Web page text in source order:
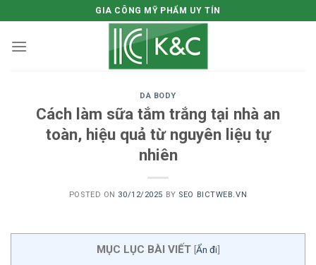
to
content
GIA CÔNG MỸ PHẨM UY TÍN
DA BODY
Cách làm sữa tắm trắng tại nhà an
toàn, hiệu quả từ nguyên liệu tự
nhiên
POSTED ON 30/12/2025 BY SEO BICTWEB.VN
MỤC LỤC BÀI VIẾT [Ẩn đi]